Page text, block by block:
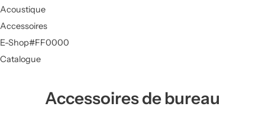
Acoustique
Accessoires
E-Shop#FF0000
Catalogue
Accessoires de bureau